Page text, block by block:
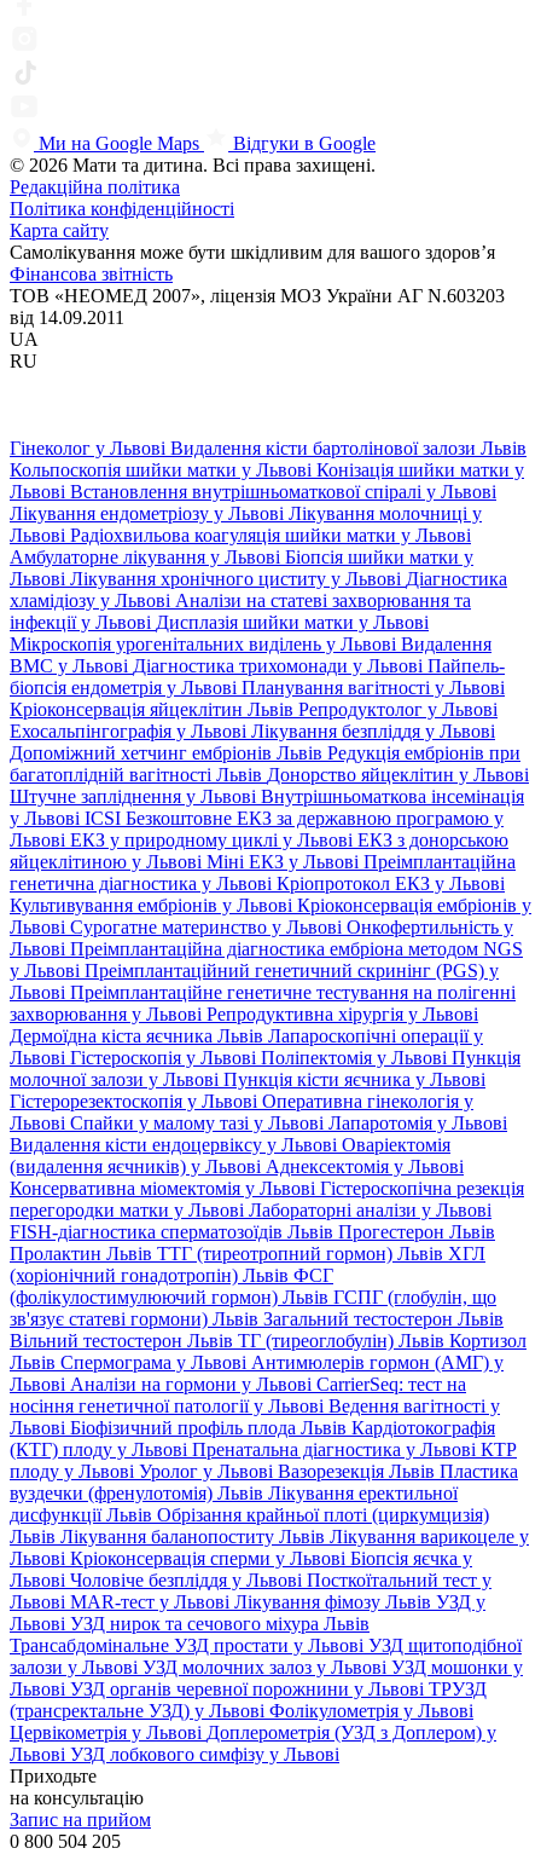
Ми на Google Maps
Відгуки в Google
© 2026 Мати та дитина. Всі права захищені.
Редакційна політика
Політика конфіденційності
Карта сайту
Самолікування може бути шкідливим для вашого здоров’я
Фінансова звітність
ТОВ «НЕОМЕД 2007», ліцензія МОЗ України АГ N.603203
від 14.09.2011
UA
RU
Гінеколог у Львові Видалення кісти бартолінової залози Львів
Кольпоскопія шийки матки у Львові Конізація шийки матки у
Львові Встановлення внутрішньоматкової спіралі у Львові
Лікування ендометріозу у Львові Лікування молочниці у
Львові Радіохвильова коагуляція шийки матки у Львові
Амбулаторне лікування у Львові Біопсія шийки матки у
Львові Лікування хронічного циститу у Львові Діагностика
хламідіозу у Львові Аналізи на статеві захворювання та
інфекції у Львові Дисплазія шийки матки у Львові
Мікроскопія урогенітальних виділень у Львові Видалення
ВМС у Львові Діагностика трихомонади у Львові Пайпель-
біопсія ендометрія у Львові Планування вагітності у Львові
Кріоконсервація яйцеклітин Львів Репродуктолог у Львові
Ехосальпінгографія у Львові Лікування безпліддя у Львові
Допоміжний хетчинг ембріонів Львів Редукція ембріонів при
багатоплідній вагітності Львів Донорство яйцеклітин у Львові
Штучне запліднення у Львові Внутрішньоматкова інсемінація
у Львові ICSI Безкоштовне ЕКЗ за державною програмою у
Львові ЕКЗ у природному циклі у Львові ЕКЗ з донорською
яйцеклітиною у Львові Міні ЕКЗ у Львові Преімплантаційна
генетична діагностика у Львові Кріопротокол ЕКЗ у Львові
Культивування ембріонів у Львові Кріоконсервація ембріонів у
Львові Сурогатне материнство у Львові Онкофертильність у
Львові Преімплантаційна діагностика ембріона методом NGS
у Львові Преімплантаційний генетичний скринінг (PGS) у
Львові Преімплантаційне генетичне тестування на полігенні
захворювання у Львові Репродуктивна хірургія у Львові
Дермоїдна кіста яєчника Львів Лапароскопічні операції у
Львові Гістероскопія у Львові Поліпектомія у Львові Пункція
молочної залози у Львові Пункція кісти яєчника у Львові
Гістерорезектоскопія у Львові Оперативна гінекологія у
Львові Спайки у малому тазі у Львові Лапаротомія у Львові
Видалення кісти ендоцервіксу у Львові Оваріектомія
(видалення яєчників) у Львові Аднексектомія у Львові
Консервативна міомектомія у Львові Гістероскопічна резекція
перегородки матки у Львові Лабораторні аналізи у Львові
FISH-діагностика сперматозоїдів Львів Прогестерон Львів
Пролактин Львів ТТГ (тиреотропний гормон) Львів ХГЛ
(хоріонічний гонадотропін) Львів ФСГ
(фолікулостимулюючий гормон) Львів ГСПГ (глобулін, що
зв'язує статеві гормони) Львів Загальний тестостерон Львів
Вільний тестостерон Львів ТГ (тиреоглобулін) Львів Кортизол
Львів Спермограма у Львові Антимюлерів гормон (АМГ) у
Львові Аналізи на гормони у Львові CarrierSeq: тест на
носіння генетичної патології у Львові Ведення вагітності у
Львові Біофізичний профіль плода Львів Кардіотокографія
(КТГ) плоду у Львові Пренатальна діагностика у Львові КТР
плоду у Львові Уролог у Львові Вазорезекція Львів Пластика
вуздечки (френулотомія) Львів Лікування еректильної
дисфункції Львів Обрізання крайньої плоті (циркумцизія)
Львів Лікування баланопоститу Львів Лікування варикоцеле у
Львові Кріоконсервація сперми у Львові Біопсія яєчка у
Львові Чоловіче безпліддя у Львові Посткоїтальний тест у
Львові MAR-тест у Львові Лікування фімозу Львів УЗД у
Львові УЗД нирок та сечового міхура Львів
Трансабдомінальне УЗД простати у Львові УЗД щитоподібної
залози у Львові УЗД молочних залоз у Львові УЗД мошонки у
Львові УЗД органів черевної порожнини у Львові ТРУЗД
(трансректальне УЗД) у Львові Фолікулометрія у Львові
Цервікометрія у Львові Доплерометрія (УЗД з Доплером) у
Львові УЗД лобкового симфізу у Львові
Приходьте
на консультацію
Запис на прийом
0 800 504 205